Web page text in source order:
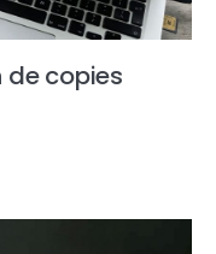
de copies